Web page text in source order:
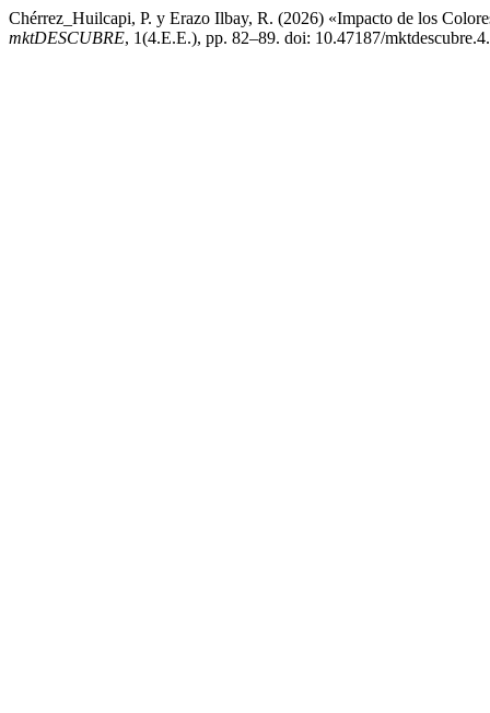
Chérrez_Huilcapi, P. y Erazo Ilbay, R. (2026) «Impacto de los
mktDESCUBRE, 1(4.E.E.), pp. 82–89. doi: 10.47187/